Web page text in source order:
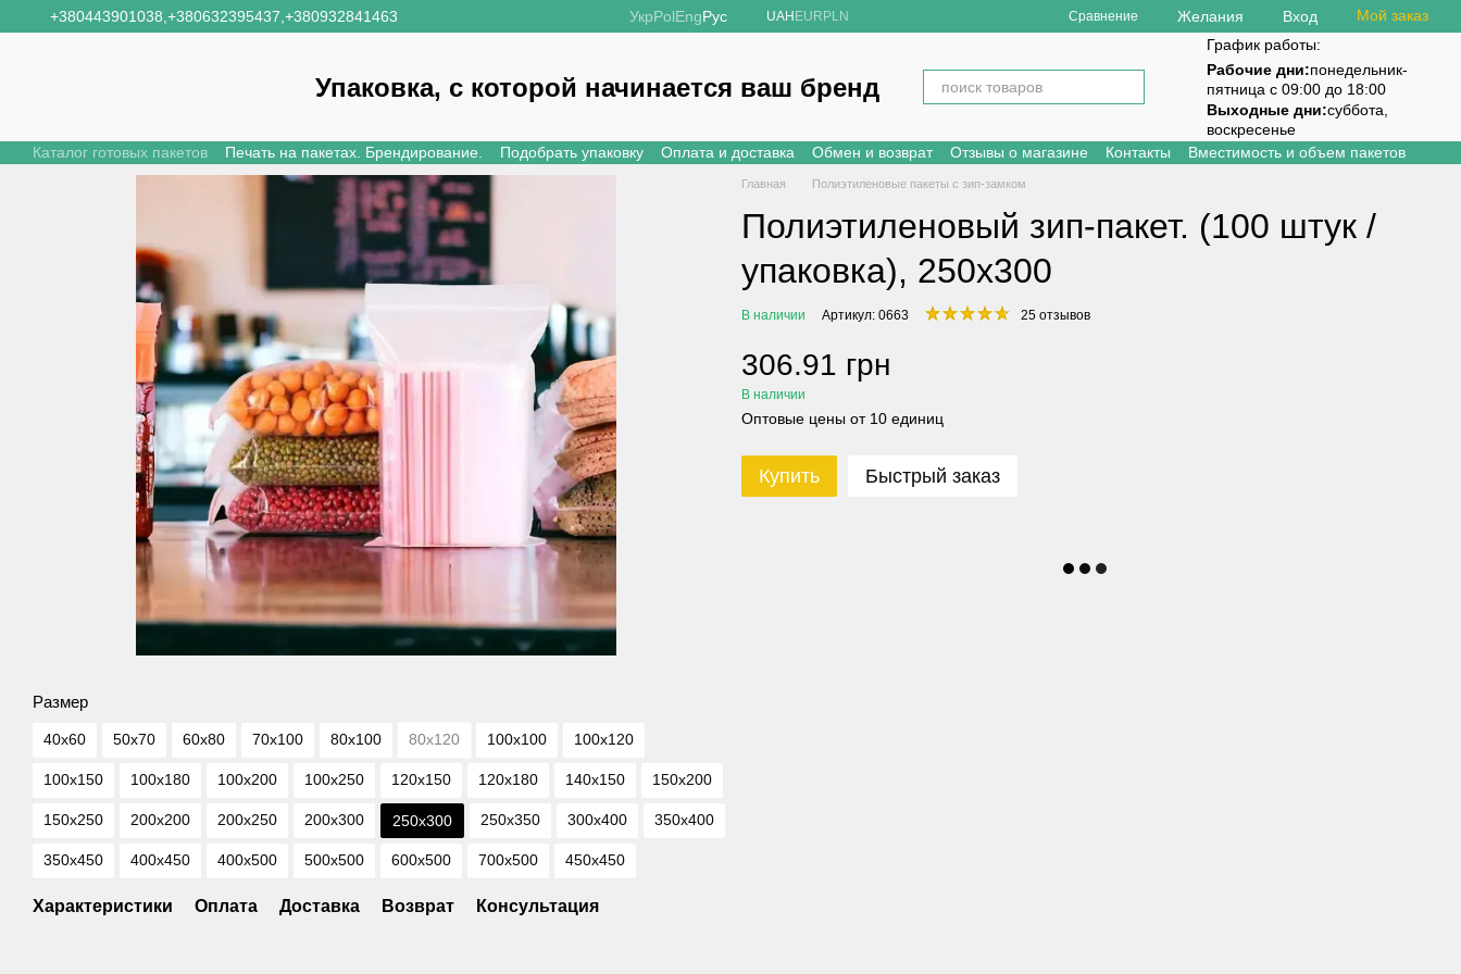
Перейти к основному контенту
+380443901038, +380632395437, +380932841463 УкрPolEngРус UAH EUR PLN Сравнение Желания Вход Мой заказ
Упаковка, с которой начинается ваш бренд
График работы:
Рабочие дни:понедельник-
пятница с 09:00 до 18:00
Выходные дни:суббота,
воскресенье
Каталог готовых пакетов
Печать на пакетах. Брендирование. Подобрать упаковку Оплата и доставка Обмен и возврат Отзывы о магазине Контакты
Вместимость и объем пакетов
Размер
40х60 50х70 60х80 70х100 80х100 80х120 100х100 100х120
100х150 100х180 100х200 100х250 120х150 120х180 140х150 150х200
150х250 200х200 200х250 200х300 250х300 250х350 300х400 350х400
350х450 400х450 400х500 500х500 600х500 700х500 450х450
Главная Полиэтиленовые пакеты с зип-замком
Полиэтиленовый зип-пакет. (100 штук /
упаковка), 250х300
В наличии Артикул: 0663 25 отзывов
306.91 грн
В наличии
Оптовые цены от 10 единиц
Купить Быстрый заказ
Характеристики Оплата Доставка Возврат Консультация